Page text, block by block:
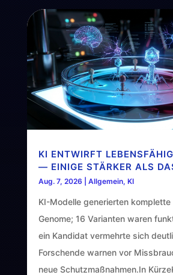
KI ENTWIRFT
— EINIGE STÄRKER ALS
Aug. 7, 2026 Allgemein, KI
KI-Modelle generierten komplette
Genome; 16 Varianten waren
ein Kandidat vermehrte sich
Forschende warnen vor
neue Schutzmaßnahmen.In